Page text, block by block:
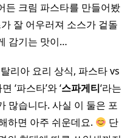
든 크림 파스타를 만들어봤
잘 어우러져 소스가 겉돌
감기는 맛이…
리아 요리 상식, 파스타 vs
‘파스타’와 ‘스파게티‘라는
많습니다. 사실 이 둘은 포
하면 아주 쉬운데요.
단